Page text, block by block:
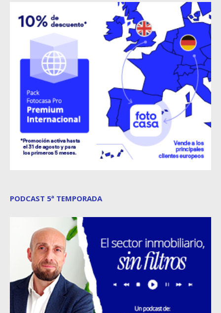
PODCAST 5ª TEMPORADA